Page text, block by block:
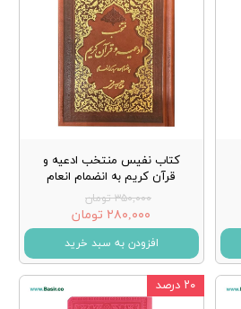
کتاب نفیس منتخب ادعیه و
قرآن کریم به انضمام انعام
۳۵۰,۰۰۰ تومان
۲۸۰,۰۰۰ تومان
افزودن به سبد خرید
۲۰ درصد